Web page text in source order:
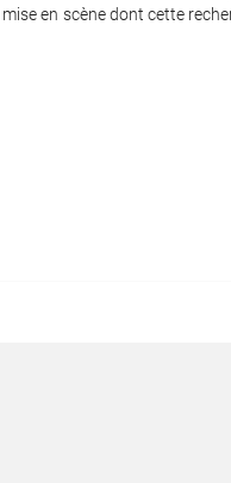
en scène dont cette